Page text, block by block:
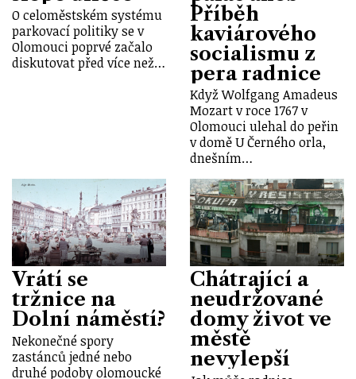
O celoměstském systému
parkovací politiky se v
Olomouci poprvé začalo
diskutovat před více než…
Příběh
kaviárového
socialismu z
pera radnice
Když Wolfgang Amadeus
Mozart v roce 1767 v
Olomouci ulehal do peřin
v domě U Černého orla,
dnešním…
Vrátí se
tržnice na
Dolní náměstí?
Nekonečné spory
zastánců jedné nebo
druhé podoby olomoucké
Chátrající a
neudržované
domy život ve
městě
nevylepší